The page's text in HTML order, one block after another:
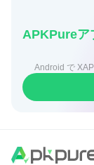
APKPureア
Android で